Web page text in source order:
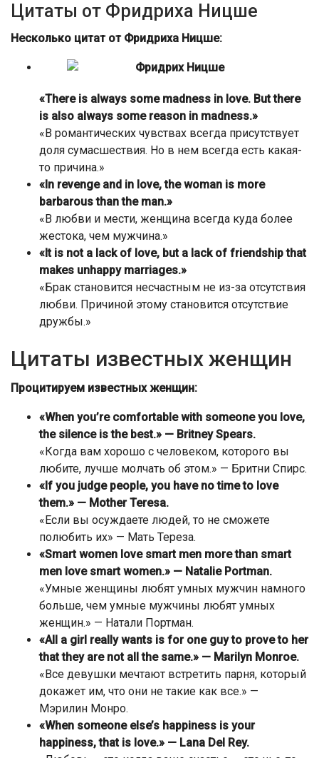
Цитаты от Фридриха Ницше
Несколько цитат от Фридриха Ницше:
«There is always some madness in love. But there
is also always some reason in madness.»
«В романтических чувствах всегда присутствует
доля сумасшествия. Но в нем всегда есть какая-
то причина.»
«In revenge and in love, the woman is more
barbarous than the man.»
«В любви и мести, женщина всегда куда более
жестока, чем мужчина.»
«It is not a lack of love, but a lack of friendship that
makes unhappy marriages.»
«Брак становится несчастным не из-за отсутствия
любви. Причиной этому становится отсутствие
дружбы.»
Цитаты известных женщин
Процитируем известных женщин:
«When you’re comfortable with someone you love,
the silence is the best.» — Britney Spears.
«Когда вам хорошо с человеком, которого вы
любите, лучше молчать об этом.» — Бритни Спирс.
«If you judge people, you have no time to love
them.» — Mother Teresa.
«Если вы осуждаете людей, то не сможете
полюбить их» — Мать Тереза.
«Smart women love smart men more than smart
men love smart women.» — Natalie Portman.
«Умные женщины любят умных мужчин намного
больше, чем умные мужчины любят умных
женщин.» — Натали Портман.
«All a girl really wants is for one guy to prove to her
that they are not all the same.» — Marilyn Monroe.
«Все девушки мечтают встретить парня, который
докажет им, что они не такие как все.» —
Мэрилин Монро.
«When someone else’s happiness is your
happiness, that is love.» — Lana Del Rey.